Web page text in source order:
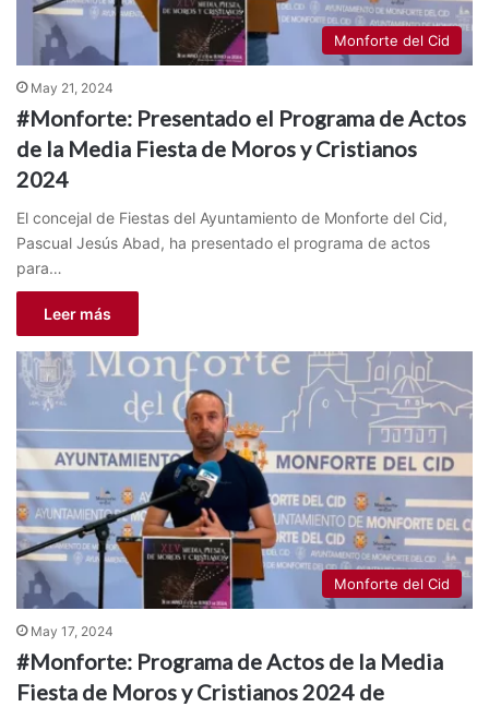
Monforte del Cid
May 21, 2024
#Monforte: Presentado el Programa de Actos
de la Media Fiesta de Moros y Cristianos
2024
El concejal de Fiestas del Ayuntamiento de Monforte del Cid,
Pascual Jesús Abad, ha presentado el programa de actos
para…
Leer más
Monforte del Cid
May 17, 2024
#Monforte: Programa de Actos de la Media
Fiesta de Moros y Cristianos 2024 de